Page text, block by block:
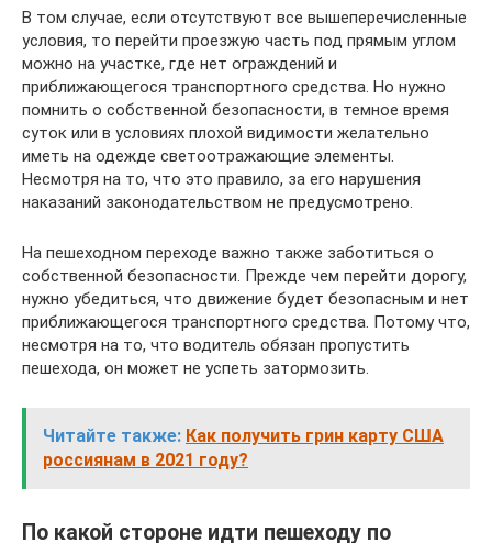
В том случае, если отсутствуют все вышеперечисленные
условия, то перейти проезжую часть под прямым углом
можно на участке, где нет ограждений и
приближающегося транспортного средства. Но нужно
помнить о собственной безопасности, в темное время
суток или в условиях плохой видимости желательно
иметь на одежде светоотражающие элементы.
Несмотря на то, что это правило, за его нарушения
наказаний законодательством не предусмотрено.
На пешеходном переходе важно также заботиться о
собственной безопасности. Прежде чем перейти дорогу,
нужно убедиться, что движение будет безопасным и нет
приближающегося транспортного средства. Потому что,
несмотря на то, что водитель обязан пропустить
пешехода, он может не успеть затормозить.
Читайте также: Как получить грин карту США
россиянам в 2021 году?
По какой стороне идти пешеходу по